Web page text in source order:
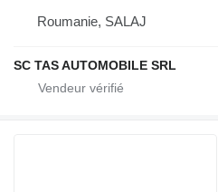
Roumanie, SALAJ
SC TAS AUTOMOBILE SRL